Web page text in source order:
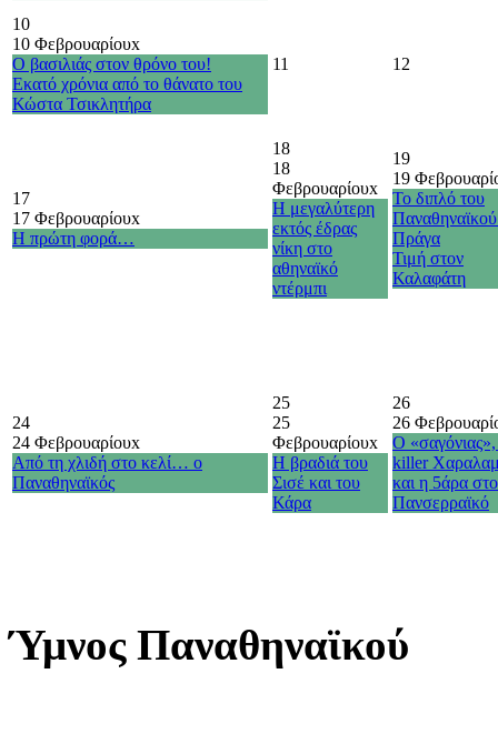
10
10 Φεβρουαρίουx
Ο βασιλιάς στον θρόνο του!
Εκατό χρόνια από το θάνατο του
Κώστα Τσικλητήρα
11 12
17
17 Φεβρουαρίουx
Η πρώτη φορά…
18
18
Φεβρουαρίουx
Η μεγαλύτερη
εκτός έδρας
νίκη στο
αθηναϊκό
ντέρμπι
19
19
Το διπλό του
Πράγα
Τιμή στον
Καλαφάτη
24
24 Φεβρουαρίουx
Από τη χλιδή στο κελί… ο
Παναθηναϊκός
25
25
Φεβρουαρίουx
Η βραδιά του
Σισέ και του
Κάρα
26
26
Ο
killer
και η 5άρα
Πανσερραϊκό
Ύμνος Παναθηναϊκού